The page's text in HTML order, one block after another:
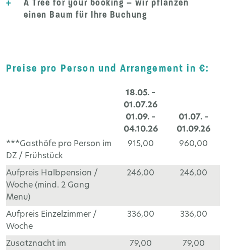
+
A Tree for your booking – wir pflanzen
einen Baum für Ihre Buchung
Preise pro Person und Arrangement in €:
18.05. –
01.07.26
01.09. –
04.10.26
01.07. –
01.09.26
***Gasthöfe pro Person im
DZ / Frühstück
915,00 960,00
Aufpreis Halbpension /
Woche (mind. 2 Gang
Menu)
246,00 246,00
Aufpreis Einzelzimmer /
Woche
336,00 336,00
Zusatznacht im
79,00 79,00